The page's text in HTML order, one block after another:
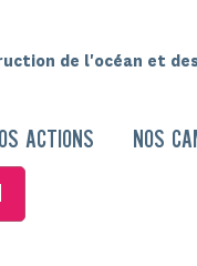
de l'océan et
ACTIONS NOS